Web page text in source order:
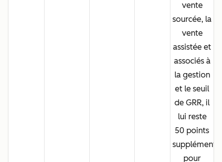
vente
sourcée, la
vente
assistée et
associés à
la gestion
et le seuil
de GRR, il
lui reste
50 points
pour